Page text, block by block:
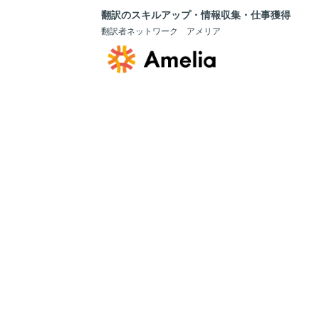
翻訳のスキルアップ・情報収集・仕事獲得
翻訳者ネットワーク アメリア